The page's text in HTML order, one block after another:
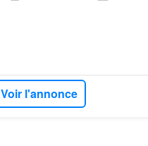
Voir l'annonce